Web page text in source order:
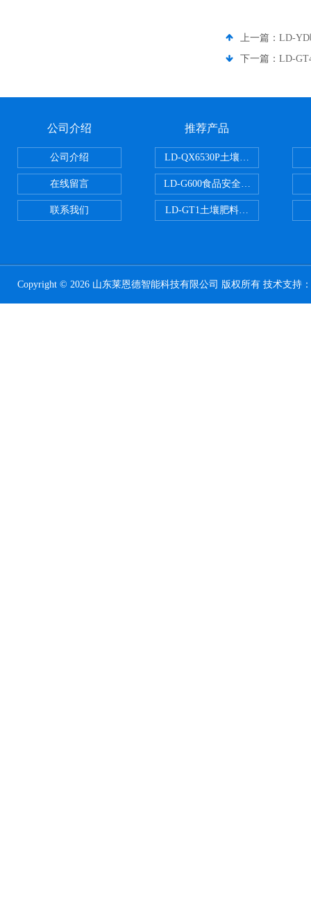
上一篇： LD-YD
下一篇： LD-
公司介绍
公司介绍
在线留言
联系我们
推荐产品
LD-QX6530P土壤氧化还原电位检
LD-G600食品安全检测仪
LD-GT1土壤肥料养分检测仪
Copyright © 2026 山东莱恩德智能科技有限公司 版权所有 技术支持：